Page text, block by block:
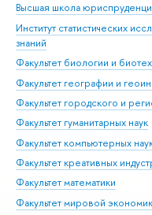
Высшая школа
Институт статистических
знаний
Факультет биологии и
Факультет географии и
Факультет городского и
Факультет гуманитарных наук
Факультет компьютерных
Факультет креативных
Факультет математики
Факультет мировой